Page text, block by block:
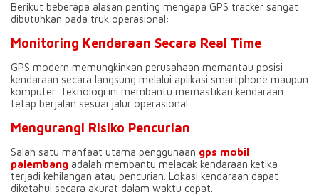
Berikut beberapa alasan penting mengapa GPS tracker sangat
dibutuhkan pada truk operasional:
Monitoring Kendaraan Secara Real Time
GPS modern memungkinkan perusahaan memantau posisi
kendaraan secara langsung melalui aplikasi smartphone maupun
komputer. Teknologi ini membantu memastikan kendaraan
tetap berjalan sesuai jalur operasional.
Mengurangi Risiko Pencurian
Salah satu manfaat utama penggunaan gps mobil
palembang adalah membantu melacak kendaraan ketika
terjadi kehilangan atau pencurian. Lokasi kendaraan dapat
diketahui secara akurat dalam waktu cepat.